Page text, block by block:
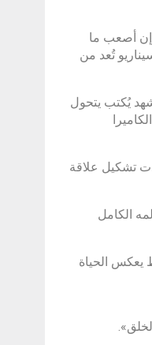
أصعب ما
تُعد من
يُكتب يتحول
تشكيل علاقة
الكامل
يعكس الحياة